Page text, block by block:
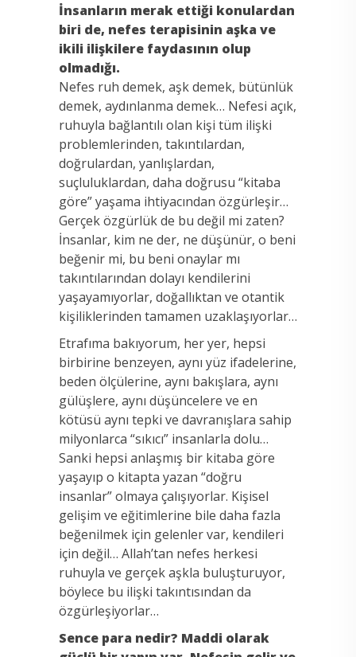
İnsanların merak ettiği konulardan
biri de, nefes terapisinin aşka ve
ikili ilişkilere faydasının olup
olmadığı.
Nefes ruh demek, aşk demek, bütünlük
demek, aydınlanma demek… Nefesi açık,
ruhuyla bağlantılı olan kişi tüm ilişki
problemlerinden, takıntılardan,
doğrulardan, yanlışlardan,
suçluluklardan, daha doğrusu “kitaba
göre” yaşama ihtiyacından özgürleşir…
Gerçek özgürlük de bu değil mi zaten?
İnsanlar, kim ne der, ne düşünür, o beni
beğenir mi, bu beni onaylar mı
takıntılarından dolayı kendilerini
yaşayamıyorlar, doğallıktan ve otantik
kişiliklerinden tamamen uzaklaşıyorlar…
Etrafıma bakıyorum, her yer, hepsi
birbirine benzeyen, aynı yüz ifadelerine,
beden ölçülerine, aynı bakışlara, aynı
gülüşlere, aynı düşüncelere ve en
kötüsü aynı tepki ve davranışlara sahip
milyonlarca “sıkıcı” insanlarla dolu…
Sanki hepsi anlaşmış bir kitaba göre
yaşayıp o kitapta yazan “doğru
insanlar” olmaya çalışıyorlar. Kişisel
gelişim ve eğitimlerine bile daha fazla
beğenilmek için gelenler var, kendileri
için değil… Allah’tan nefes herkesi
ruhuyla ve gerçek aşkla buluşturuyor,
böylece bu ilişki takıntısından da
özgürleşiyorlar…
Sence para nedir? Maddi olarak